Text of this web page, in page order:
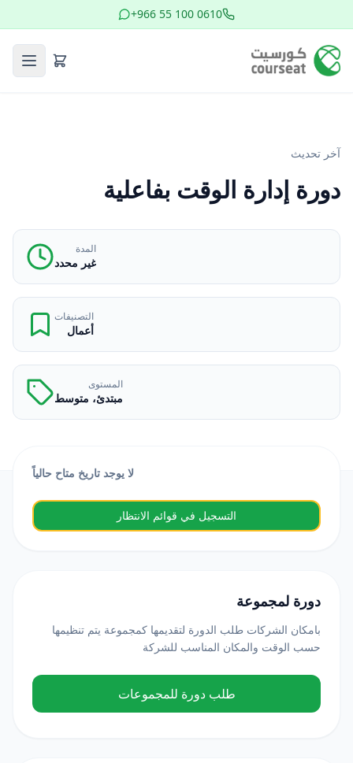
+966 55 100 0610
آخر تحديث
دورة إدارة الوقت بفاعلية
المدة
غير محدد
التصنيفات
أعمال
المستوى
مبتدئ، متوسط
لا يوجد تاريخ متاح حالياً
التسجيل في قوائم الانتظار
دورة لمجموعة
بامكان الشركات طلب الدورة لتقديمها كمجموعة يتم تنظيمها
حسب الوقت والمكان المناسب للشركة
طلب دورة للمجموعات